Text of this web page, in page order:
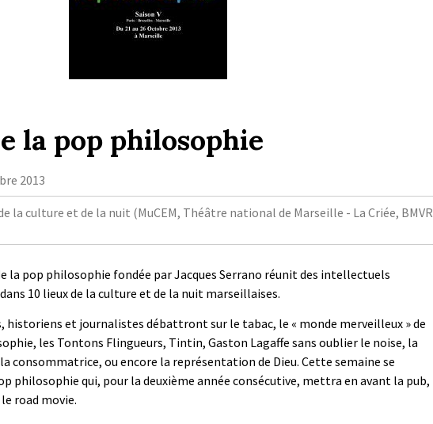
la pop philosophie
2013
la culture et de la nuit (MuCEM, Théâtre national de Marseille - La Criée, BMVR
la pop philosophie fondée par Jacques Serrano réunit des intellectuels
10 lieux de la culture et de la nuit marseillaises.
historiens et journalistes débattront sur le tabac, le « monde merveilleux » de
les Tontons Flingueurs, Tintin, Gaston Lagaffe sans oublier le noise, la
consommatrice, ou encore la représentation de Dieu. Cette semaine se
philosophie qui, pour la deuxième année consécutive, mettra en avant la pub,
road movie.